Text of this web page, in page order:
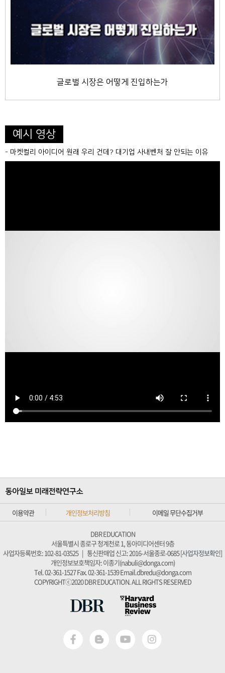
글로벌 시장은 어떻게 진입하는가
예시 영상
- 마켓컬리 아이디어 원래 우리 건데? 대기업 사내벤처 잘 안되는 이유
이용약관 개인정보처리방침 이메일 무단수집거부
DBR EDUCATION
서울특별시 종로구 청계천로 1, 동아미디어센터 9층
사업자등록번호: 102-81-03525 | 통신판매업 신고: 2016-서울종로-0685 [사업자정보확인]
개인정보보호책임자: 이종기(nabuli@donga.com)
Tel. 02-361-1527Fax. 02-361-1539Email.dbredu@donga.com
COPYRIGHTⓒ2020 DBR EDUCATION. ALL RIGHTS RESERVED